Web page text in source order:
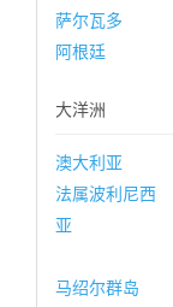
萨尔瓦多
阿根廷
大洋洲
澳大利亚
法属波利尼西
亚
马绍尔群岛